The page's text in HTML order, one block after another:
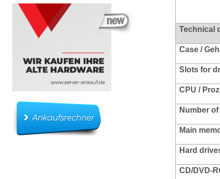
Technical
Case /
Slots for
CPU /
Number
Main
Hard
CD/DVD-